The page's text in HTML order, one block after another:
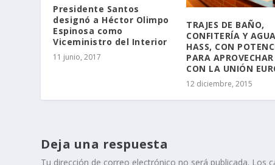
Presidente Santos
designó a Héctor Olimpo
Espinosa como
Viceministro del Interior
11 junio, 2017
TRAJES DE BAÑO,
CONFITERÍA Y
HASS, CON
PARA
CON LA UNIÓN
12 diciembre, 2015
Deja una respuesta
Tu dirección de correo electrónico no será publicada. Los